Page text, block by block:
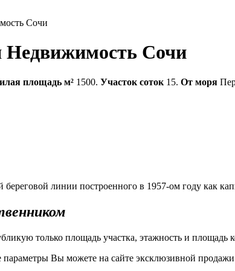
Сочи
Недвижимость Сочи
площадь м² 1500. Участок соток 15. От моря
береговой линии построенного в 1957-ом году как
только площадь участка, этажность и площадь
параметры Вы можете на сайте эксклюзивной